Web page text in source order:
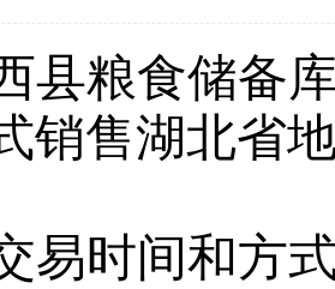
县粮食储备
销售湖北省
易时间和方